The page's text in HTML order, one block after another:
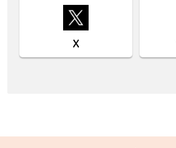
X